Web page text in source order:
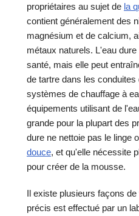
propriétaires au sujet de la
contient généralement des
magnésium et de calcium,
métaux naturels. L'eau
santé, mais elle peut
de tartre dans les
systèmes de chauffage à
équipements utilisant de
grande pour la plupart des
dure ne nettoie pas le linge
douce, et qu'elle nécessite
pour créer de la mousse.
Il existe plusieurs façons
précis est effectué par un